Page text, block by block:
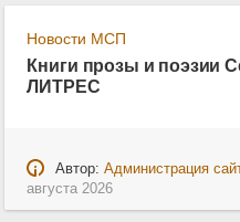
Новости МСП
Книги прозы и поэзии
ЛИТРЕС
Автор: Администрация
августа 2026